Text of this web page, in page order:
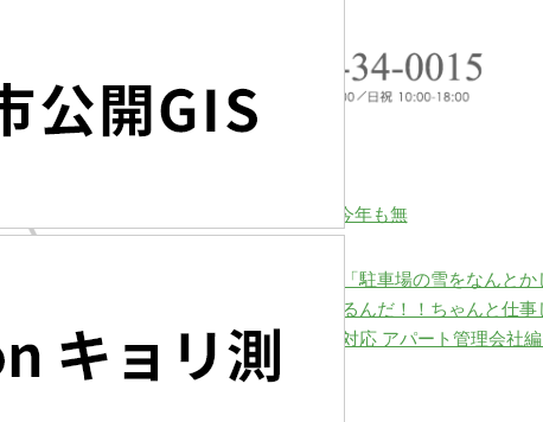
砺波市庄川町雄神地区「左義長」が今年も無
「駐車場の雪をなんと
るんだ！！ちゃんと仕
対応 アパート管理会社